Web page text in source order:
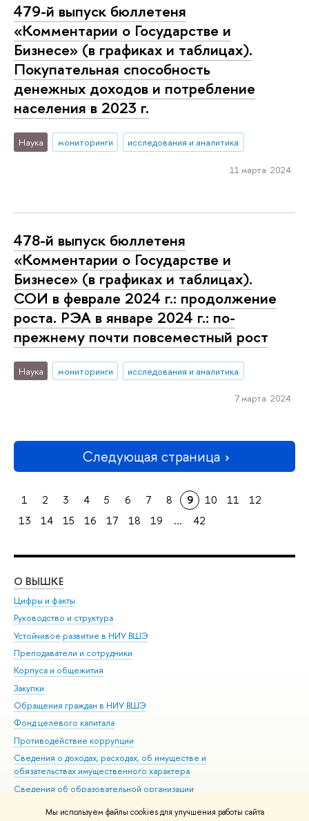
Мы используем файлы cookies для улучшения работы сайта
479-й выпуск бюллетеня
«Комментарии о Государстве и
Бизнесе» (в графиках и таблицах).
Покупательная способность
денежных доходов и потребление
населения в 2023 г.
Наука мониторинги исследования и аналитика
11 марта 2024
478-й выпуск бюллетеня
«Комментарии о Государстве и
Бизнесе» (в графиках и таблицах).
СОИ в феврале 2024 г.: продолжение
роста. РЭА в январе 2024 г.: по-
прежнему почти повсеместный рост
Наука мониторинги исследования и аналитика
7 марта 2024
Следующая страница
1 2 3 4 5 6 7 8 9 10 11
12
13
14 15 16 17 18 19 ... 42
О ВЫШКЕ
Цифры и факты
Руководство и структура
Устойчивое развитие в НИУ ВШЭ
Преподаватели и сотрудники
Корпуса и общежития
Закупки
Обращения граждан в НИУ ВШЭ
Фонд целевого капитала
Противодействие коррупции
Сведения о доходах, расходах, об имуществе и
обязательствах имущественного характера
Сведения об образовательной организации
Людям с ограниченными возможностями здоровья